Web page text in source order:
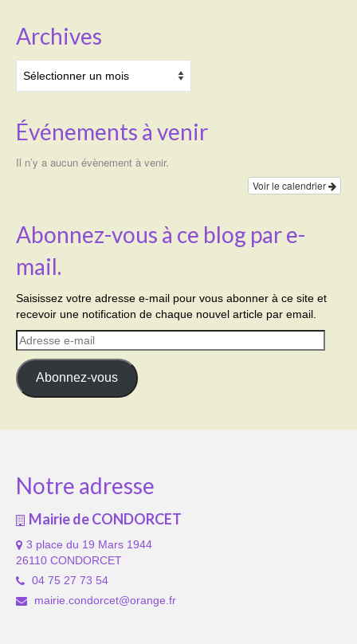
Archives
Événements à venir
Il n’y a aucun évènement à venir.
Voir le calendrier
Abonnez-vous à ce blog par e-
mail.
Saisissez votre adresse e-mail pour vous abonner à ce site et
recevoir une notification de chaque nouvel article par email.
Adresse
e-
mail
Abonnez-vous
Notre adresse
Mairie de CONDORCET
3 place du 19 Mars 1944
26110 CONDORCET
04 75 27 73 54
mairie.condorcet@orange.fr